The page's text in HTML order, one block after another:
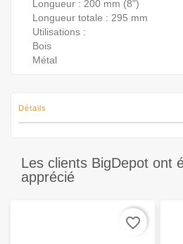
Longueur : 200 mm (8")
Longueur totale : 295 mm
Utilisations :
Bois
Métal
Détails
Les clients BigDepot ont
apprécié
favorite_border